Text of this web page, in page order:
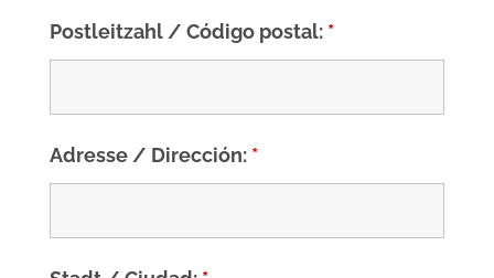
Postleitzahl / Código postal: *
Adresse / Dirección: *